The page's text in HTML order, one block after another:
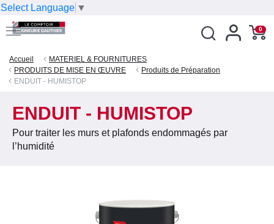
Select Language ▼
0
Accueil
MATERIEL & FOURNITURES
PRODUITS DE MISE EN ŒUVRE
Produits de Préparation
ENDUIT - HUMISTOP
ENDUIT - HUMISTOP
Pour traiter les murs et plafonds endommagés par
l’humidité